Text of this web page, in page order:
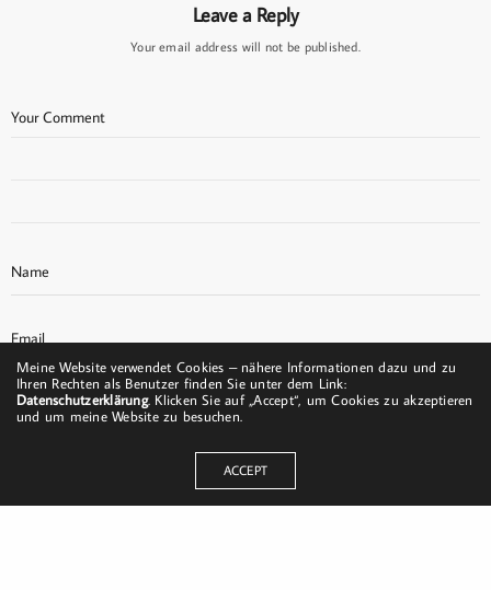
Leave a Reply
Your email address will not be published.
Meine Website verwendet Cookies – nähere Informationen dazu und zu
Ihren Rechten als Benutzer finden Sie unter dem Link:
Datenschutzerklärung. Klicken Sie auf „Accept“, um Cookies zu akzeptieren
und um meine Website zu besuchen.
ACCEPT